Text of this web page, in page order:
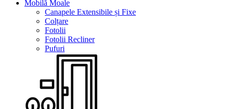
Mobilă Moale
Canapele Extensibile și Fixe
Colțare
Fotolii
Fotolii Recliner
Pufuri